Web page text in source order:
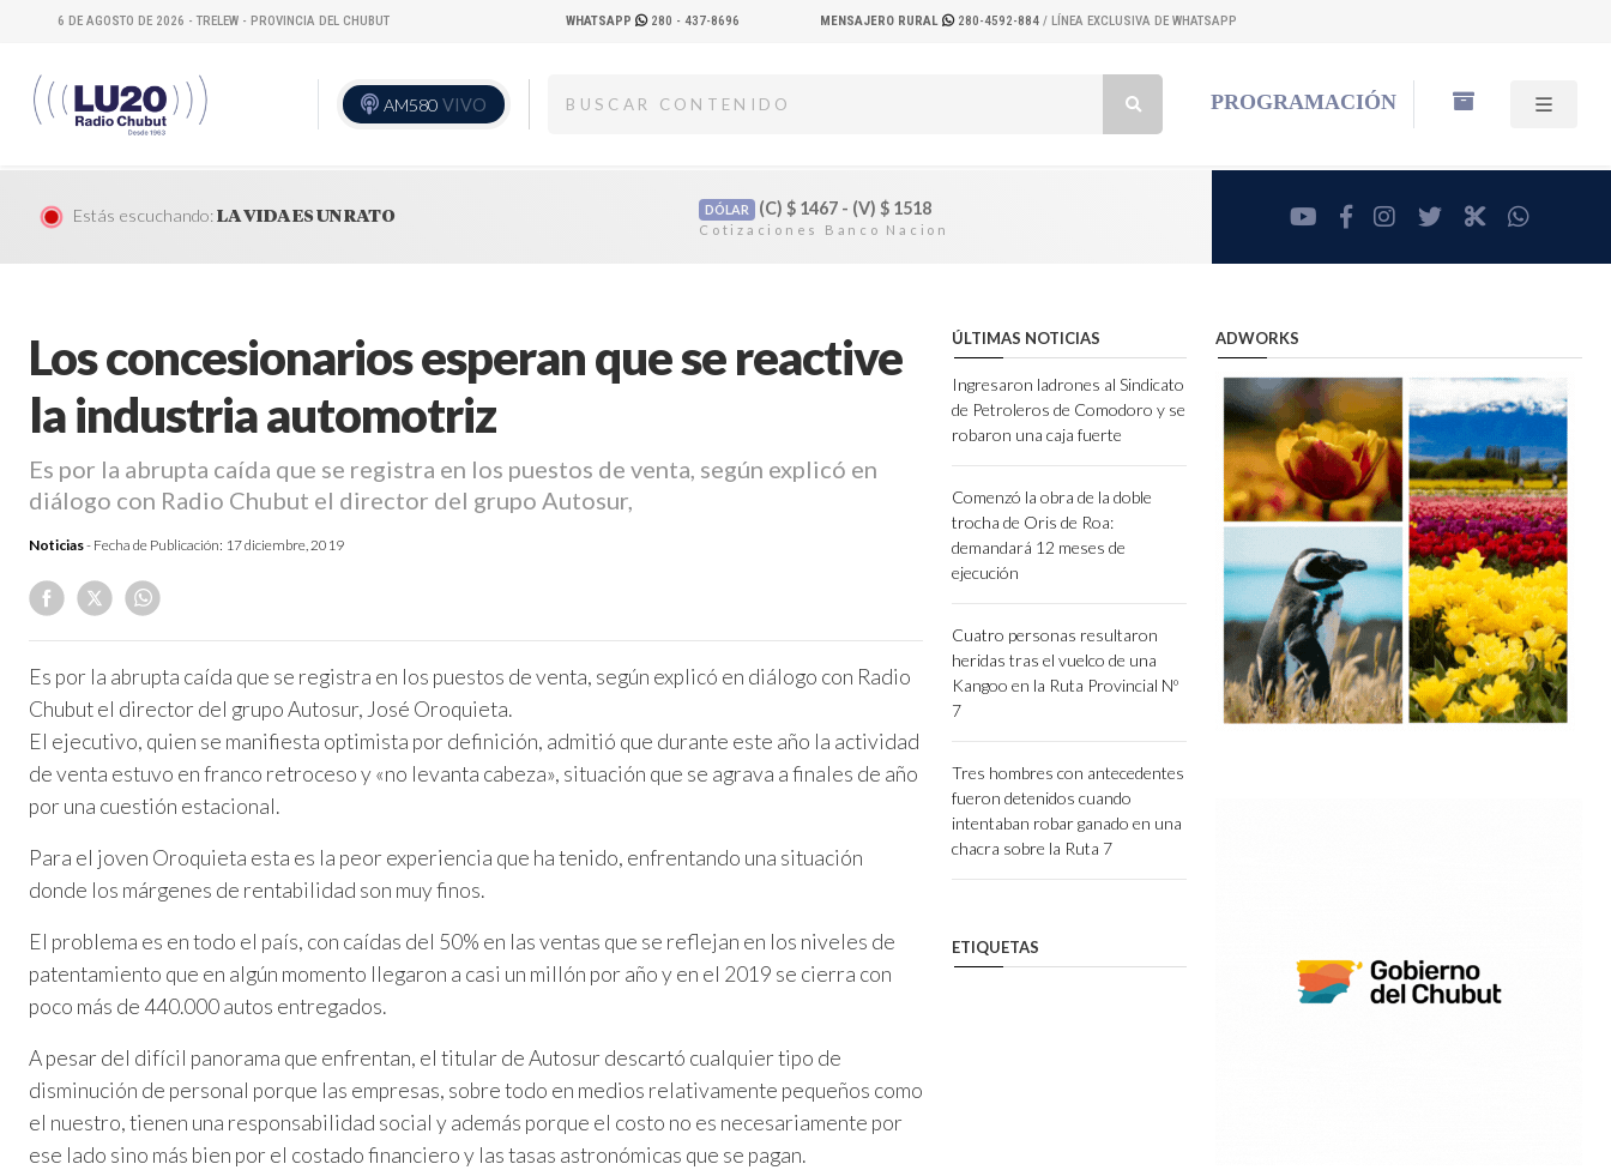
6 DE AGOSTO DE 2026 - TRELEW - PROVINCIA DEL CHUBUT WHATSAPP 280 - 437-8696 MENSAJERO RURAL 280-4592-884 / LÍNEA EXCLUSIVA DE WHATSAPP
AM580 VIVO PROGRAMACIÓN
Estás escuchando:LA VIDA ES UN RATO DÓLAR (C) $1467 - (V) $1518 youtubefacebookinstagram
twitterRadioCut
Los concesionarios esperan que se reactive
la industria automotriz
Es por la abrupta caída que se registra en los puestos de venta, según explicó en
diálogo con Radio Chubut el director del grupo Autosur,
Noticias- Fecha de Publicación: 17 diciembre, 2019
Es por la abrupta caída que se registra en los puestos de venta, según explicó en diálogo con Radio
Chubut el director del grupo Autosur, José Oroquieta.
El ejecutivo, quien se manifiesta optimista por definición, admitió que durante este año la actividad
de venta estuvo en franco retroceso y «no levanta cabeza», situación que se agrava a finales de año
por una cuestión estacional.
Para el joven Oroquieta esta es la peor experiencia que ha tenido, enfrentando una situación
donde los márgenes de rentabilidad son muy finos.
El problema es en todo el país, con caídas del 50% en las ventas que se reflejan en los niveles de
patentamiento que en algún momento llegaron a casi un millón por año y en el 2019 se cierra con
poco más de 440.000 autos entregados.
A pesar del difícil panorama que enfrentan, el titular de Autosur descartó cualquier tipo de
disminución de personal porque las empresas, sobre todo en medios relativamente pequeños como
el nuestro, tienen una responsabilidad social y además porque el costo no es necesariamente por
ese lado sino más bien por el costado financiero y las tasas astronómicas que se pagan.
ÚLTIMAS NOTICIAS
Ingresaron ladrones al Sindicato
de Petroleros de Comodoro y se
robaron una caja fuerte
Comenzó la obra de la doble
trocha de Oris de Roa:
demandará 12 meses de
ejecución
Cuatro personas resultaron
heridas tras el vuelco de una
Kangoo en la Ruta Provincial Nº
7
Tres hombres con antecedentes
fueron detenidos cuando
intentaban robar ganado en una
chacra sobre la Ruta 7
ETIQUETAS
ADWORKS